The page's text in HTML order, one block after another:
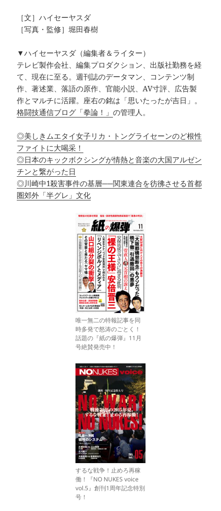
［文］ハイセーヤスダ
［写真・監修］堀田春樹
▼ハイセーヤスダ（編集者＆ライター）
テレビ製作会社、編集プロダクション、出版社勤務を経
て、現在に至る。週刊誌のデータマン、コンテンツ制
作、著述業、落語の原作、官能小説、AV寸評、広告製
作とマルチに活躍。座右の銘は「思いたったが吉日」。
格闘技通信ブログ「拳論！」の管理人。
◎美しきムエタイ女子リカ・トングライセーンのど根性
ファイトに大喝采！
◎日本のキックボクシングが情熱と音楽の大国アルゼン
チンと繋がった日
◎川崎中1殺害事件の基層──関東連合を彷彿させる首都
圏郊外「半グレ」文化
唯一無二の特報記事を同
時多発で怒涛のごとく！
話題の『紙の爆弾』11月
号絶賛発売中！
するな戦争！止めろ再稼
働！『NO NUKES voice
vol.5』創刊1周年記念特別
号！